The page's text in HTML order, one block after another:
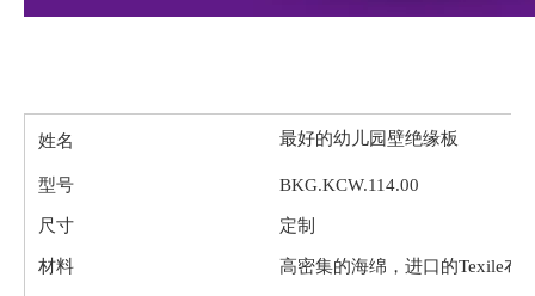
姓名 最好的幼儿园壁绝缘板
型号 BKG.KCW.114.00
尺寸 定制
材料 高密集的海绵，进口的Texile布